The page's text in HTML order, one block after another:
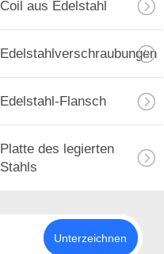
Coil aus Edelstahl
Edelstahlverschraubungen
Edelstahl-Flansch
Platte des legierten
Stahls
Unterzeichnen